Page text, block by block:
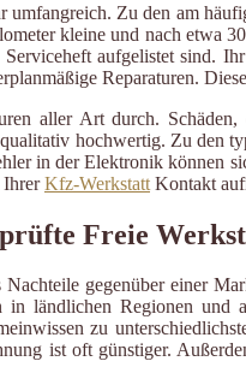
umfangreich. Zu den am
kleine und nach etwa
Serviceheft aufgelistet sind.
Reparaturen.
aller Art durch.
qualitativ hochwertig. Zu den
in der Elektronik können
IhrerKfz-Werkstatt Kontakt
Freie
gegenüber einer
ländlichen Regionen
zu
ist oft günstiger.